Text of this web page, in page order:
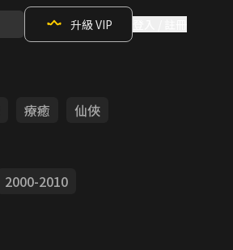
升級 VIP
療癒
仙俠
2000-2010